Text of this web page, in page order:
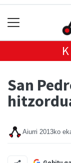
San
Aiurri 2013ko